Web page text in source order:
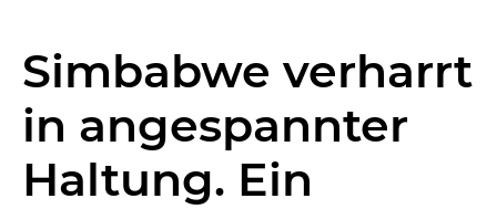
Simbabwe verharrt
in angespannter
Haltung. Ein